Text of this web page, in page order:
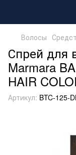
Волосы
Спрей для
Marmara
HAIR
Артикул: BTC-125-